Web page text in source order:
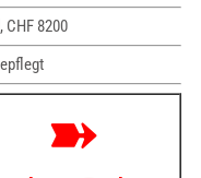
CHF 8200